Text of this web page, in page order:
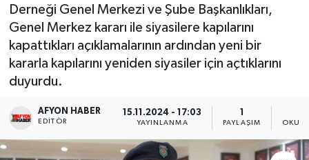
Derneği Genel Merkezi ve Şube Başkanlıkları,
Genel Merkez kararı ile siyasilere kapılarını
kapattıkları açıklamalarının ardından yeni bir
kararla kapılarını yeniden siyasiler için açtıklarını
duyurdu.
AFYON HABER
EDITÖR
15.11.2024 - 17:03
YAYINLANMA PAYLAŞIM
Magazin
Etkinlikler